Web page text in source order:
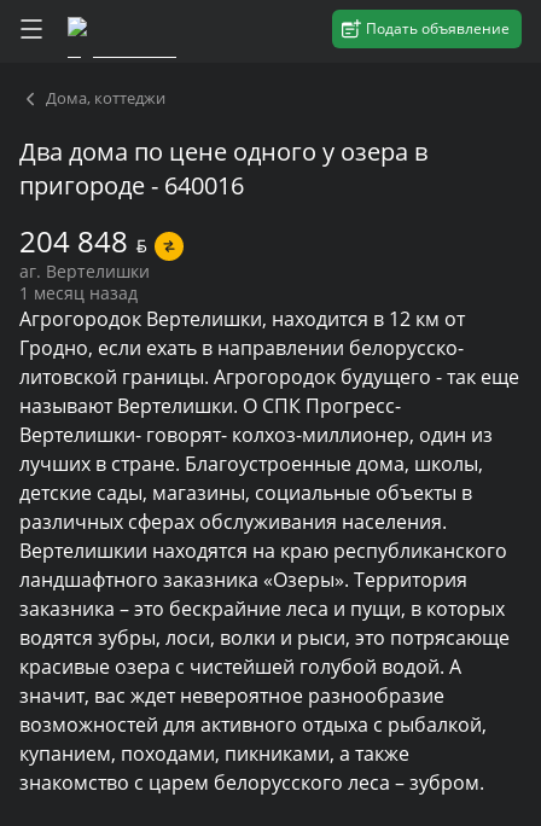
Подать объявление
Дома, коттеджи
Два дома по цене одного у озера в
пригороде - 640016
204 848 BYN
аг. Вертелишки
1 месяц назад
Агрогородок Вертелишки, находится в 12 км от
Гродно, если ехать в направлении белорусско-
литовской границы. Агрогородок будущего - так еще
называют Вертелишки. О СПК Прогресс-
Вертелишки- говорят- колхоз-миллионер, один из
лучших в стране. Благоустроенные дома, школы,
детские сады, магазины, социальные объекты в
различных сферах обслуживания населения.
Вертелишкии находятся на краю республиканского
ландшафтного заказника «Озеры». Территория
заказника – это бескрайние леса и пущи, в которых
водятся зубры, лоси, волки и рыси, это потрясающе
красивые озера с чистейшей голубой водой. А
значит, вас ждет невероятное разнообразие
возможностей для активного отдыха с рыбалкой,
купанием, походами, пикниками, а также
знакомство с царем белорусского леса – зубром.